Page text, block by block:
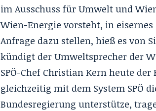
im Ausschuss für Umwelt und
Wien-Energie vorsteht, in
Anfrage dazu stellen, hieß es von
kündigt der Umweltsprecher der
SPÖ-Chef Christian Kern heute der
gleichzeitig mit dem System SPÖ
Bundesregierung unterstütze,